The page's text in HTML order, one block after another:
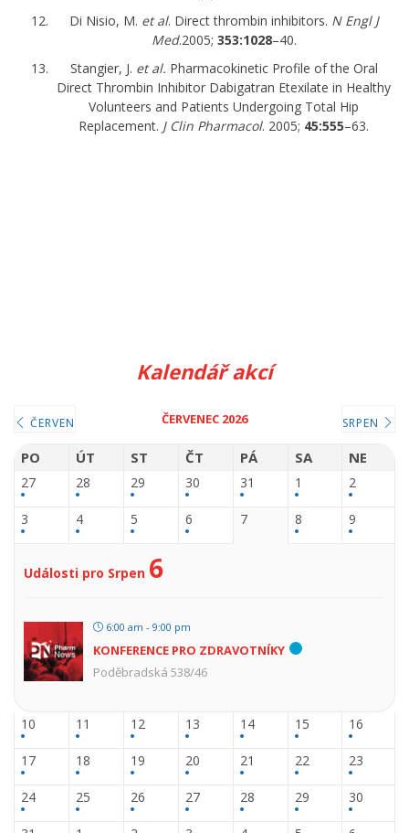
Di Nisio, M. et al. Direct thrombin inhibitors. N Engl J
Med.2005; 353:1028–40.
Stangier, J. et al. Pharmacokinetic Profile of the Oral
Direct Thrombin Inhibitor Dabigatran Etexilate in Healthy
Volunteers and Patients Undergoing Total Hip
Replacement. J Clin Pharmacol. 2005; 45:555–63.
Kalendář akcí
ČERVEN ČERVENEC 2026 SRPEN
PO ÚT ST ČT PÁ SA NE
27 28 29 30 31 1 2
3 4 5 6 7 8 9
Události pro Srpen 6
6:00 am - 9:00 pm
KONFERENCE PRO ZDRAVOTNÍKY
Poděbradská 538/46
10 11 12 13 14 15 16
17 18 19 20 21 22 23
24 25 26 27 28 29 30